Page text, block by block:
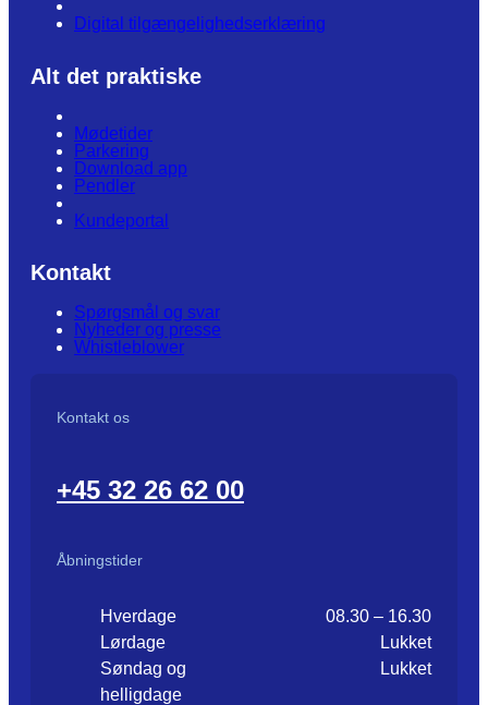
Digital tilgængelighedserklæring
Alt det praktiske
Mødetider
Parkering
Download app
Pendler
Kundeportal
Kontakt
Spørgsmål og svar
Nyheder og presse
Whistleblower
Kontakt os
+45 32 26 62 00
Åbningstider
Hverdage
08.30 – 16.30
Lørdage
Lukket
Søndag og
helligdage
Lukket